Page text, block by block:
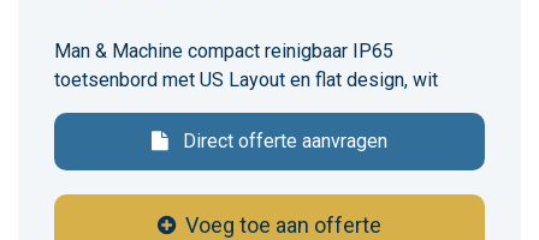
Man & Machine compact reinigbaar IP65
toetsenbord met US Layout en flat design, wit
Direct offerte aanvragen
Voeg toe aan offerte